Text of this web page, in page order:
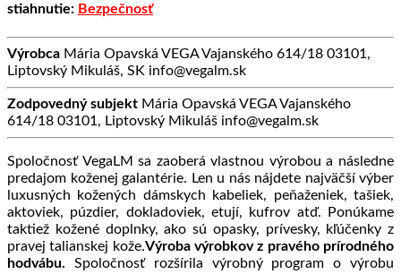
stiahnutie: Bezpečnosť
Výrobca Mária Opavská VEGA Vajanského 614/18 03101,
Liptovský Mikuláš, SK info@vegalm.sk
Zodpovedný subjekt Mária Opavská VEGA Vajanského
614/18 03101, Liptovský Mikuláš info@vegalm.sk
Spoločnosť VegaLM sa zaoberá vlastnou výrobou a následne
predajom koženej galantérie. Len u nás nájdete najväčší výber
luxusných kožených dámskych kabeliek, peňaženiek, tašiek,
aktoviek, púzdier, dokladoviek, etují, kufrov atď. Ponúkame
taktiež kožené doplnky, ako sú opasky, prívesky, kľúčenky z
pravej talianskej kože.Výroba výrobkov z pravého prírodného
hodvábu. Spoločnosť rozšírila výrobný program o výrobu